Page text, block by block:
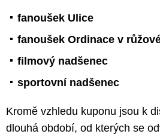
fanoušek Ulice
fanoušek Ordinace v
filmový nadšenec
sportovní nadšenec
Kromě vzhledu kuponu jsou k
dlouhá období, od kterých se